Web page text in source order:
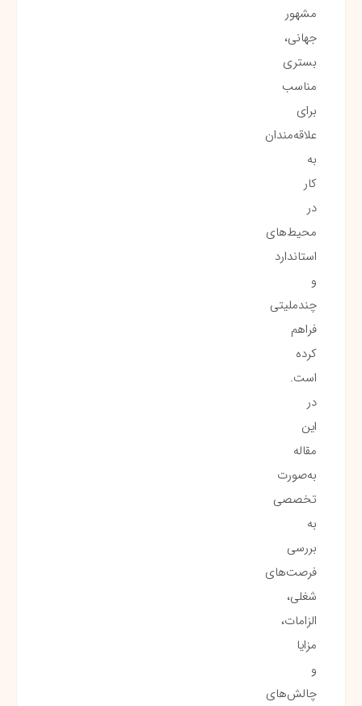
مشهور
جهانی،
بستری
مناسب
برای
علاقه‌مندان
به
کار
در
محیط‌های
استاندارد
و
چندملیتی
فراهم
کرده
است.
در
این
مقاله
به‌صورت
تخصصی
به
بررسی
فرصت‌های
شغلی،
الزامات،
مزایا
و
چالش‌های